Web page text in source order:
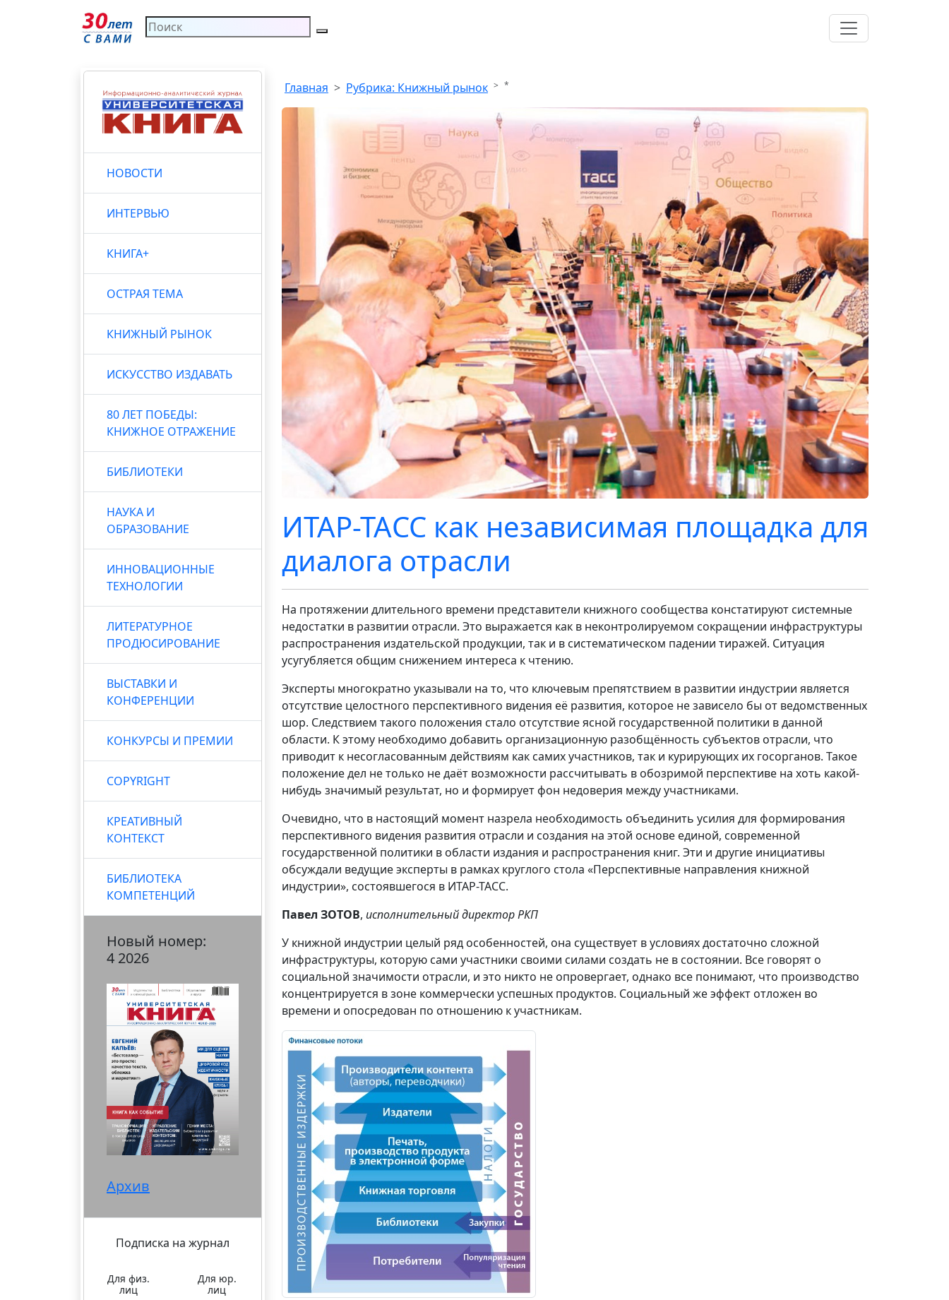
НОВОСТИ
ИНТЕРВЬЮ
КНИГА+
ОСТРАЯ ТЕМА
КНИЖНЫЙ РЫНОК
ИСКУССТВО ИЗДАВАТЬ
80 ЛЕТ ПОБЕДЫ:
КНИЖНОЕ ОТРАЖЕНИЕ
БИБЛИОТЕКИ
НАУКА И
ОБРАЗОВАНИЕ
ИННОВАЦИОННЫЕ
ТЕХНОЛОГИИ
ЛИТЕРАТУРНОЕ
ПРОДЮСИРОВАНИЕ
ВЫСТАВКИ И
КОНФЕРЕНЦИИ
КОНКУРСЫ И ПРЕМИИ
COPYRIGHT
КРЕАТИВНЫЙ
КОНТЕКСТ
БИБЛИОТЕКА
КОМПЕТЕНЦИЙ
Новый номер:
4 2026
Архив
Подписка на журнал
Для физ.
лиц
Для юр.
лиц
Главная Рубрика: Книжный рынок *
ИТАР-ТАСС как независимая площадка для
диалога отрасли
На протяжении длительного времени представители книжного сообщества констатируют системные
недостатки в развитии отрасли. Это выражается как в неконтролируемом сокращении инфраструктуры
распространения издательской продукции, так и в систематическом падении тиражей. Ситуация
усугубляется общим снижением интереса к чтению.
Эксперты многократно указывали на то, что ключевым препятствием в развитии индустрии является
отсутствие целостного перспективного видения её развития, которое не зависело бы от ведомственных
шор. Следствием такого положения стало отсутствие ясной государственной политики в данной
области. К этому необходимо добавить организационную разобщённость субъектов отрасли, что
приводит к несогласованным действиям как самих участников, так и курирующих их госорганов. Такое
положение дел не только не даёт возможности рассчитывать в обозримой перспективе на хоть какой-
нибудь значимый результат, но и формирует фон недоверия между участниками.
Очевидно, что в настоящий момент назрела необходимость объединить усилия для формирования
перспективного видения развития отрасли и создания на этой основе единой, современной
государственной политики в области издания и распространения книг. Эти и другие инициативы
обсуждали ведущие эксперты в рамках круглого стола «Перспективные направления книжной
индустрии», состоявшегося в ИТАР-ТАСС.
Павел ЗОТОВ, исполнительный директор РКП
У книжной индустрии целый ряд особенностей, она существует в условиях достаточно сложной
инфраструктуры, которую сами участники своими силами создать не в состоянии. Все говорят о
социальной значимости отрасли, и это никто не опровергает, однако все понимают, что производство
концентрируется в зоне коммерчески успешных продуктов. Социальный же эффект отложен во
времени и опосредован по отношению к участникам.